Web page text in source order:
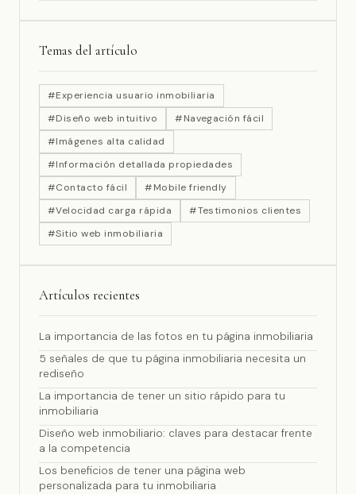
Temas del artículo
#Experiencia usuario inmobiliaria
#Diseño web intuitivo
#Navegación fácil
#Imágenes alta calidad
#Información detallada propiedades
#Contacto fácil
#Mobile friendly
#Velocidad carga rápida
#Testimonios clientes
#Sitio web inmobiliaria
Artículos recientes
La importancia de las fotos en tu página inmobiliaria
5 señales de que tu página inmobiliaria necesita un
rediseño
La importancia de tener un sitio rápido para tu
inmobiliaria
Diseño web inmobiliario: claves para destacar frente
a la competencia
Los beneficios de tener una página web
personalizada para tu inmobiliaria